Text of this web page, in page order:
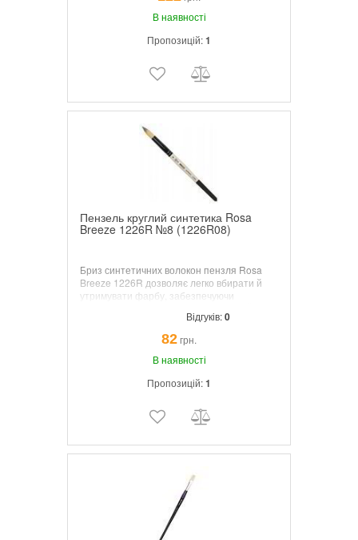
підходить для створення вишуканих
деталей та гладких переходів.
В наявності
Пропозицій:1
Пензель круглий синтетика Rosa
Breeze 1226R №8 (1226R08)
Бриз синтетичних волокон пензля Rosa
Breeze 1226R дозволяє легко вбирати й
утримувати фарбу, забезпечуючи
безшовний нікельований наконечник
забезпечує надійне кріплення для
безперебійного потоку фарби на полотно.
Відкрийте свій художній потенціал і
Відгуків:0
82грн.
В наявності
Пропозицій:1